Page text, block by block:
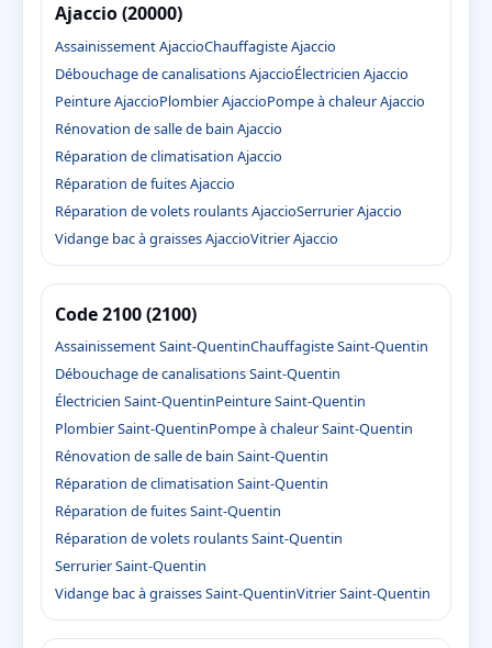
Ajaccio (20000)
Assainissement AjaccioChauffagiste Ajaccio
Débouchage de canalisations AjaccioÉlectricien Ajaccio
Peinture AjaccioPlombier AjaccioPompe à chaleur Ajaccio
Rénovation de salle de bain Ajaccio
Réparation de climatisation Ajaccio
Réparation de fuites Ajaccio
Réparation de volets roulants AjaccioSerrurier Ajaccio
Vidange bac à graisses AjaccioVitrier Ajaccio
Code 2100 (2100)
Assainissement Saint-QuentinChauffagiste Saint-Quentin
Débouchage de canalisations Saint-Quentin
Électricien Saint-QuentinPeinture Saint-Quentin
Plombier Saint-QuentinPompe à chaleur Saint-Quentin
Rénovation de salle de bain Saint-Quentin
Réparation de climatisation Saint-Quentin
Réparation de fuites Saint-Quentin
Réparation de volets roulants Saint-Quentin
Serrurier Saint-Quentin
Vidange bac à graisses Saint-QuentinVitrier Saint-Quentin